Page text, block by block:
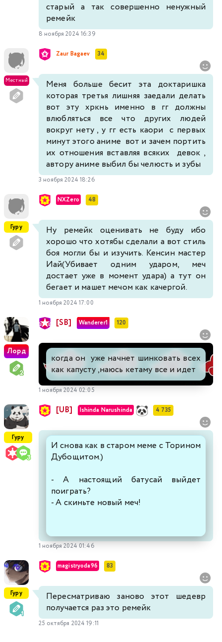
старый а так совершенно ненужный
ремейк
8 ноября 2024 16:39
Местный
Zaur Bagaev 34
Меня больше бесит эта доктаришка
которая третья лишняя заедали делать
вот эту хркнь именно в гг должны
влюбляться все что других людей
вокруг нету , у гг есть каори с первых
минут этого аниме вот и зачем портить
их отношения вставляя всяких девок ,
автору аниме выбил бы челюсть и зубы
3 ноября 2024 18:26
Гуру
NXZero 48
Ну ремейк оценивать не буду ибо
хорошо что хотябы сделали а вот стиль
боя могли бы и изучить. Кенсин мастер
Иай(Убивает одним ударом, меч
достает уже в момент удара) а тут он
бегает и машет мечом как качергой.
1 ноября 2024 17:00
Лорд
[SB] Wanderer1 120
когда он уже начнет шинковать всех
как капусту ,наюсь кетаму все и идет
1 ноября 2024 02:05
Гуру
[UB] Ishinda Narushinda 4 735
И снова как в старом меме с Торином
Дубощитом.)
- А настоящий батусай выйдет
поиграть?
- А скиньте новый меч!
1 ноября 2024 01:46
Гуру
magistryoda96 83
Пересматриваю заново этот шедевр
получается раз это ремейк
25 октября 2024 19:11